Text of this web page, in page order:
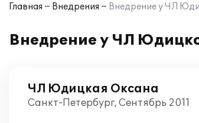
Главная Внедрения Внедрение у ЧЛ
Внедрение у ЧЛ
ЧЛ Юдицкая Оксана
Санкт-Петербург, Сентябрь 2011